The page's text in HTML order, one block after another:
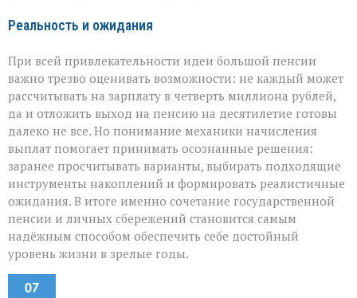
Реальность и ожидания
При всей привлекательности идеи большой пенсии
важно трезво оценивать возможности: не каждый может
рассчитывать на зарплату в четверть миллиона рублей,
да и отложить выход на пенсию на десятилетие готовы
далеко не все. Но понимание механики начисления
выплат помогает принимать осознанные решения:
заранее просчитывать варианты, выбирать подходящие
инструменты накоплений и формировать реалистичные
ожидания. В итоге именно сочетание государственной
пенсии и личных сбережений становится самым
надёжным способом обеспечить себе достойный
уровень жизни в зрелые годы.
07